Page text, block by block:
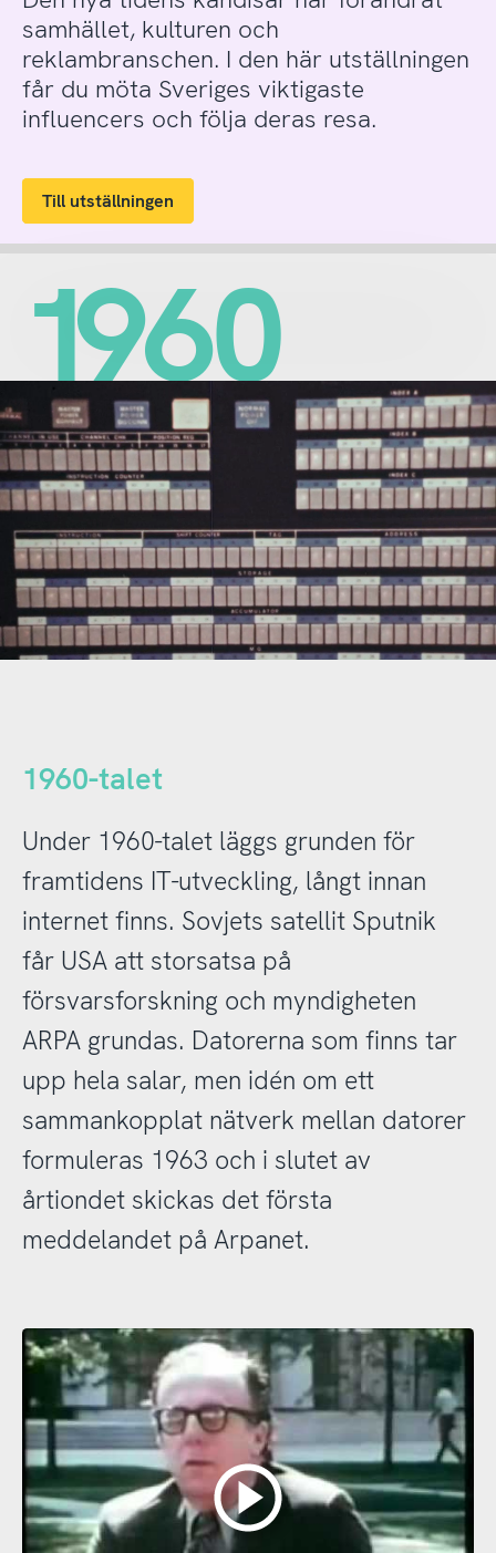
samhället, kulturen och
reklambranschen. I den här utställningen
får du möta Sveriges viktigaste
influencers och följa deras resa.
Till utställningen
1960
1960-talet
Under 1960-talet läggs grunden för
framtidens IT-utveckling, långt innan
internet finns. Sovjets satellit Sputnik
får USA att storsatsa på
försvarsforskning och myndigheten
ARPA grundas. Datorerna som finns tar
upp hela salar, men idén om ett
sammankopplat nätverk mellan datorer
formuleras 1963 och i slutet av
årtiondet skickas det första
meddelandet på Arpanet.